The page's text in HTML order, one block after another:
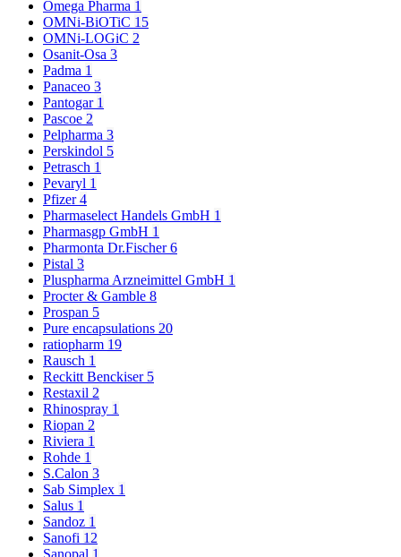
Omega Pharma 1
OMNi-BiOTiC 15
OMNi-LOGiC 2
Osanit-Osa 3
Padma 1
Panaceo 3
Pantogar 1
Pascoe 2
Pelpharma 3
Perskindol 5
Petrasch 1
Pevaryl 1
Pfizer4
Pharmaselect Handels GmbH 1
Pharmasgp GmbH 1
Pharmonta Dr.Fischer6
Pistal 3
Pluspharma Arzneimittel GmbH 1
Procter & Gamble 8
Prospan 5
Pure encapsulations 20
ratiopharm 19
Rausch 1
Reckitt Benckiser 5
Restaxil 2
Rhinospray 1
Riopan 2
Riviera 1
Rohde 1
S.Calon 3
Sab Simplex 1
Salus 1
Sandoz 1
Sanofi 12